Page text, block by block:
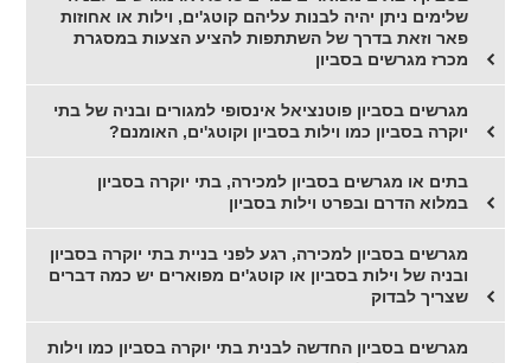
שלימים ניתן יהיה לבנות עליהם קוטג'ים, וילות או אחוזות
פאר וזאת בדרך של השתתפות להציע הצעות במסגרת
מכרז מגרשים בסביון
מגרשים בסביון פוטנציאל אינסופי למגורים ובניה של בתי
יוקרה בסביון כמו וילות בסביון וקוטג'ים, האומנם?
בתים או מגרשים בסביון למכירה, בתי יוקרה בסביון
במלוא הדרם ובפרט וילות בסביון
מגרשים בסביון למכירה, רגע לפני בניית בתי יוקרה בסביון
ובניה של וילות בסביון או קוטג'ים מפוארים יש כמה דברים
שצריך לבדוק
מגרשים בסביון החדשה לבנית בתי יוקרה בסביון כמו וילות